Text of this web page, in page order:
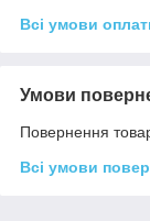
Всі умови
Умови
Повернення
Всі умови